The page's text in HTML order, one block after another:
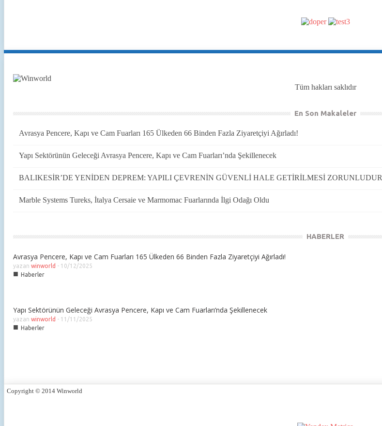
Tüm hakları saklıdır
En Son Makaleler
Avrasya Pencere, Kapı ve Cam Fuarları 165 Ülkeden 66 Binden Fazla Ziyaretçiyi Ağırladı!
Yapı Sektörünün Geleceği Avrasya Pencere, Kapı ve Cam Fuarları’nda Şekillenecek
BALIKESİR’DE YENİDEN DEPREM: YAPILI ÇEVRENİN GÜVENLİ HALE GETİRİLMESİ ZORUNLUDUR
Marble Systems Tureks, İtalya Cersaie ve Marmomac Fuarlarında İlgi Odağı Oldu
HABERLER
Avrasya Pencere, Kapı ve Cam Fuarları 165 Ülkeden 66 Binden Fazla Ziyaretçiyi Ağırladı!
yazan winworld - 10/12/2025
■ Haberler
Yapı Sektörünün Geleceği Avrasya Pencere, Kapı ve Cam Fuarları’nda Şekillenecek
yazan winworld - 11/11/2025
■ Haberler
Copyright © 2014 Winworld